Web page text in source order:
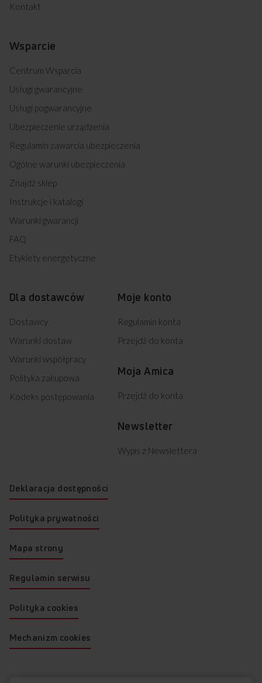
Kontakt
Wsparcie
Centrum Wsparcia
Usługi gwarancyjne
Usługi pogwarancyjne
Ubezpieczenie urządzenia
Regulamin zawarcia ubezpieczenia
Ogólne warunki ubezpieczenia
Znajdź sklep
Instrukcje i katalogi
Warunki gwarancji
FAQ
Etykiety energetyczne
Dla dostawców
Dostawcy
Warunki dostaw
Warunki współpracy
Polityka zakupowa
Kodeks postępowania
Moje konto
Regulamin konta
Przejdź do konta
Moja Amica
Przejdź do konta
Newsletter
Wypis z Newslettera
Deklaracja dostępności
Polityka prywatności
Mapa strony
Regulamin serwisu
Polityka cookies
Mechanizm cookies